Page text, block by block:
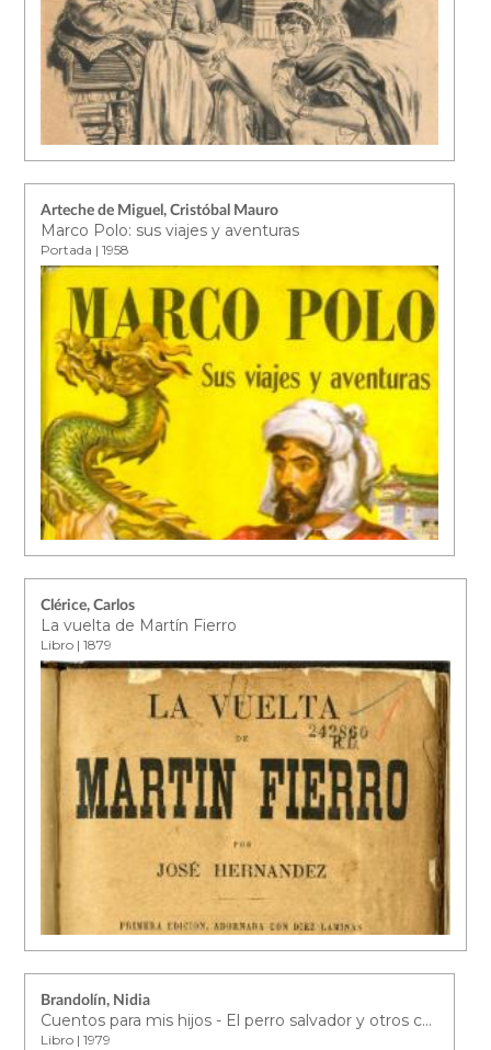
Arteche de Miguel, Cristóbal Mauro
Marco Polo: sus viajes y aventuras
Portada | 1958
Clérice, Carlos
La vuelta de Martín Fierro
Libro | 1879
Brandolín, Nidia
Cuentos para mis hijos - El perro salvador y otros cuentos
Libro | 1979